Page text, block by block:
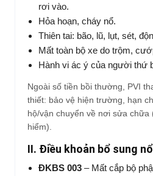
rơi vào.
Hỏa hoạn, cháy nổ.
Thiên tai: bão, lũ, lụt, sét,
Mất toàn bộ xe do trộm,
Hành vi ác ý của người thứ
Ngoài số tiền bồi thường, PVI
thiết: bảo vệ hiện trường, hạn
hộ/vận chuyển về nơi sửa chữa
hiểm).
II. Điều khoản bổ sung
ĐKBS 003 – Mất cắp bộ